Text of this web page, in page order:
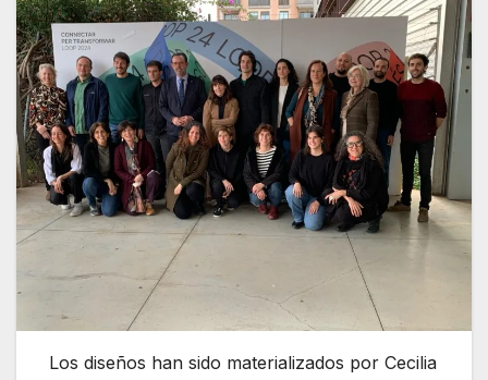
Los diseños han sido materializados por Cecilia